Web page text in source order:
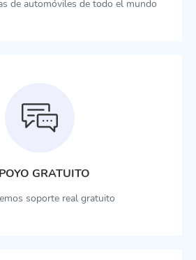
de automóviles de todo el mundo
GRATUITO
soporte real gratuito